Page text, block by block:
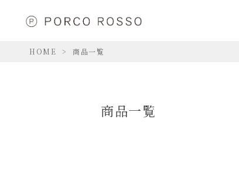
HOME 商品一覧
商品一覧